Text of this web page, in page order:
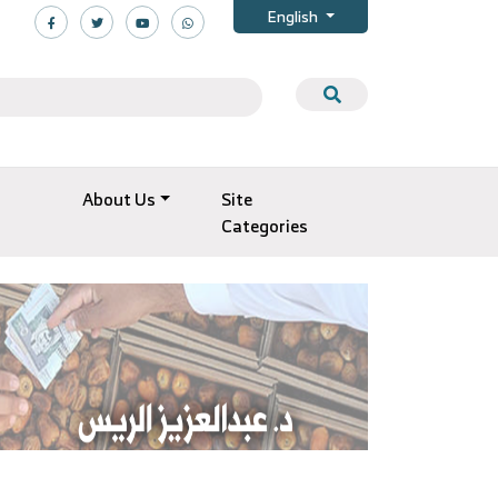
English
About Us
Site
Categories